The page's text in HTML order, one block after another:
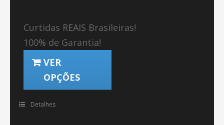
Curtidas REAIS Brasileiras!
100% de Garantia!
VER
OPÇÕES
Detalhes